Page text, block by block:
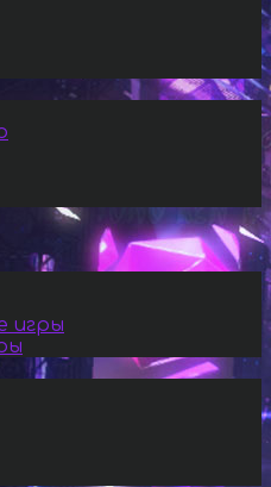
игры